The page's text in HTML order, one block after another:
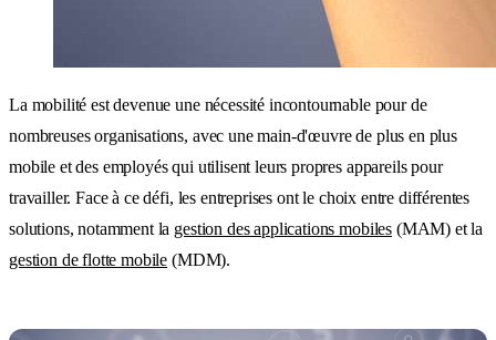
La mobilité est devenue une nécessité incontournable pour de
nombreuses organisations, avec une main-d'œuvre de plus en plus
mobile et des employés qui utilisent leurs propres appareils pour
travailler. Face à ce défi, les entreprises ont le choix entre différentes
solutions, notamment la gestion des applications mobiles (MAM) et la
gestion de flotte mobile (MDM).